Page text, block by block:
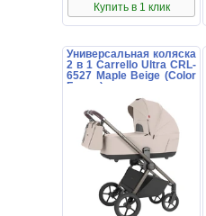
Купить в 1 клик
Универсальная коляска
2 в 1 Carrello Ultra CRL-
6527 Maple Beige (Color
Frame) цветная рама